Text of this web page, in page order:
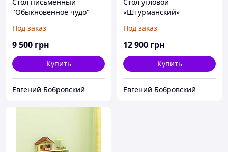
"Обыкновенное чудо"
Под заказ
9 500 грн
Купить
Евгений Бобровский
«Штурманский»
Под заказ
12 900 грн
Купить
Евгений Бобровский